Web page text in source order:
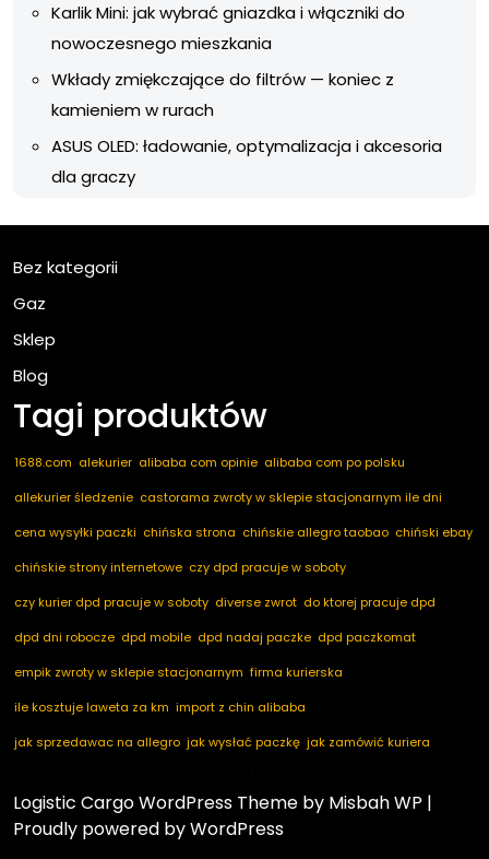
Karlik Mini: jak wybrać gniazdka i włączniki do
nowoczesnego mieszkania
Wkłady zmiękczające do filtrów — koniec z
kamieniem w rurach
ASUS OLED: ładowanie, optymalizacja i akcesoria
dla graczy
Bez kategorii
Gaz
Sklep
Blog
Tagi produktów
1688.com alekurier alibaba com opinie alibaba com po polsku
allekurier śledzenie castorama zwroty w sklepie stacjonarnym ile dni
cena wysyłki paczki chińska strona chińskie allegro taobao chiński ebay
chińskie strony internetowe czy dpd pracuje w soboty
czy kurier dpd pracuje w soboty diverse zwrot do ktorej pracuje dpd
dpd dni robocze dpd mobile dpd nadaj paczke dpd paczkomat
empik zwroty w sklepie stacjonarnym firma kurierska
ile kosztuje laweta za km import z chin alibaba
jak sprzedawac na allegro jak wysłać paczkę jak zamówić kuriera
marketplace ogłoszenia
nadaj paczkę dpd
notino zwroty paczkomaty dpd
pakuten zwrot
Logistic Cargo WordPress Theme by Misbah WP |
Proudly powered by WordPress